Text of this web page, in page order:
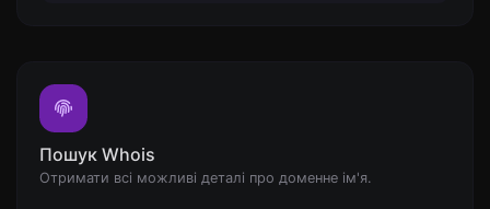
Пошук Whois
Отримати всі можливі деталі про доменне ім'я.